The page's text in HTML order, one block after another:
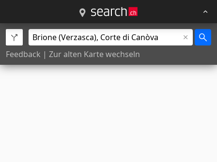
Feedback | Zur alten Karte wechseln